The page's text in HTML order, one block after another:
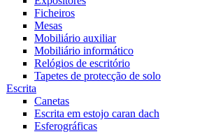
Ficheiros
Mesas
Mobiliário auxiliar
Mobiliário informático
Relógios de escritório
Tapetes de protecção de solo
Escrita
Canetas
Escrita em estojo caran dach
Esferográficas